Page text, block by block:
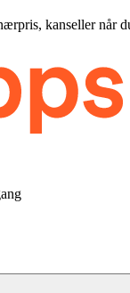
kanseller når